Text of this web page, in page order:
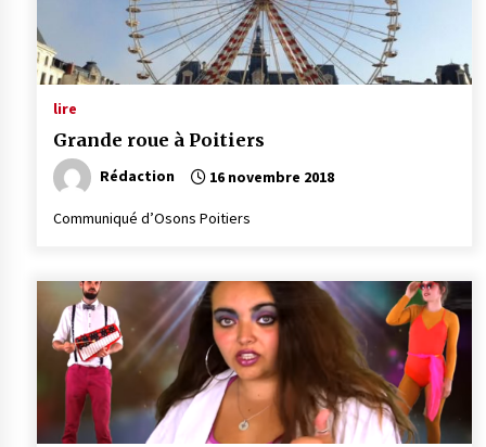
lire
Grande roue à Poitiers
Rédaction 16 novembre 2018
Communiqué d’Osons Poitiers